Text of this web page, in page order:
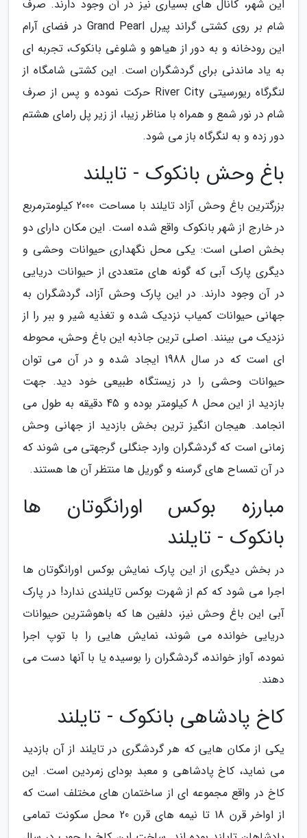
این شهر، کانال های بسیاری نیز در آن وجود دارند. صرف
شام بر روی کشتی گراند پیرل Grand Pearl در فضای آرام
این رودخانه و به دور از هیاهو و شلوغی بانکوک، تجربه ای
به یاد ماندنی برای گردشگران است. این کشتی شامگاه از
لنگرگاه ریورسیتی River City حرکت نموده و پس از صرف
شام در نور شمع و همراه با مناظر زیبا، از زیر پل رامای هشتم
دور زده و به لنگرگاه باز می شود.
باغ وحش بانکوک - تایلند
بزرگترین باغ وحش آزاد تایلند با مساحت 2000 کیلومترمربع
در خارج از شهر بانکوک واقع شده است. این مکان دارای دو
بخش اصلی است: یکی محل نگهداری حیوانات وحشی و
دیگری پارک آبی که گونه های متعددی از حیوانات دریایی
در آن وجود دارند. در این پارک وحش آزاد، گردشگران به
جهانی حیوانات کمیاب نزدیک شده و تغذیه شیر و ببر را از
نزدیک می بینند. اصلی ترین جاذبه این باغ وحش، محوطه
ای است که در سال 1988 ایجاد شده و در آن می توان
حیوانات وحشی را در زیستگاه طبیعی خود دید. جهت
بازدید از این محل 8 کیلومتر بوده و 45 دقیقه به طول می
انجامد. هیجان انگیز ترین بخش بازدید از جهانی وحش
زمانی است که گردشگران وارد جنگلی گرجهتی می شوند که
در آن تمساح های گرسنه و گوریل ها منتظر آن ها هستند.
مبارزه بوکس اورانگوتان ها
بانکوک - تایلند
در بخش دیگری از این پارک نمایش بوکس اورانگوتان ها
اجرا می شود که کم از شهرت بوکس تایلندی ندارد! در پارک
آبی این باغ وحش نیز، دلفین ها که باهوشترین حیوانات
دریایی خوانده می شوند، نمایش هایی را با توپ اجرا
نموده، آواز خوانده، گردشگران را بوسیده یا با آنها دست می
دهند.
کاخ پادشاهی بانکوک - تایلند
یکی از مکان هایی که هر گردشگری در تایلند از آن بازدید
می نماید، کاخ پادشاهی و معبد بودای زمردین است. این
کاخ در واقع مجموعه ای از ساختمان های مختلف است که
از اواخر قرن 18 تا نیمه های قرن 20 محل سکونت تمامی